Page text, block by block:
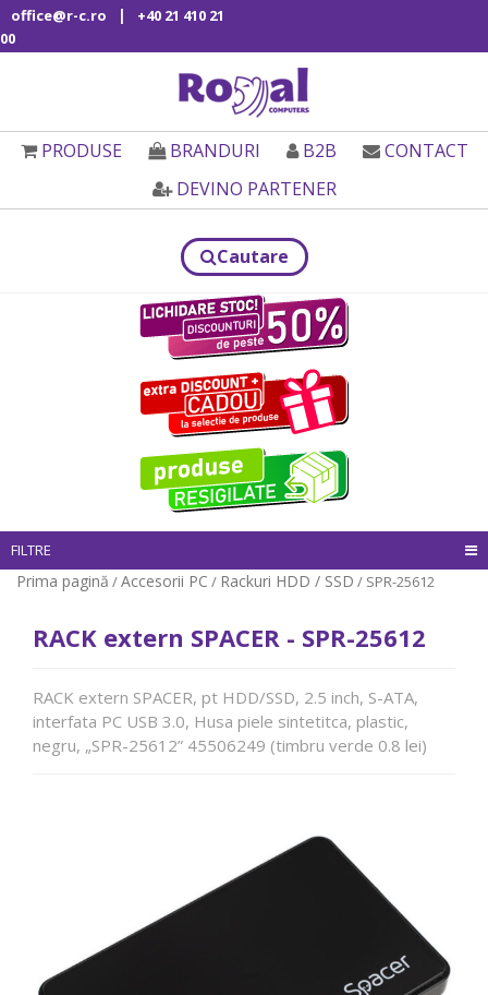
office@r-c.ro |
+40 21 410 21
00
PRODUSE BRANDURI B2B
CONTACT
DEVINO PARTENER
Cautare
FILTRE
Prima pagină /Accesorii PC / Rackuri HDD / SSD / SPR-25612
RACK extern SPACER - SPR-25612
RACK extern SPACER, pt HDD/SSD, 2.5 inch, S-ATA,
interfata PC USB 3.0, Husa piele sintetitca, plastic,
negru, „SPR-25612” 45506249 (timbru verde 0.8 lei)